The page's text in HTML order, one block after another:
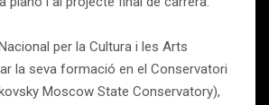
per la Cultura i les Arts
la seva formació en el Conservatori
Moscow State Conservatory),